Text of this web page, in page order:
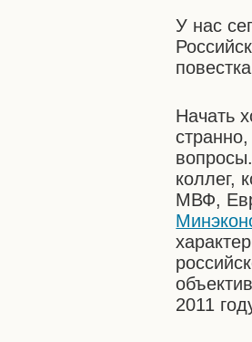
У нас
Начать
коллег,
МВФ,
2011